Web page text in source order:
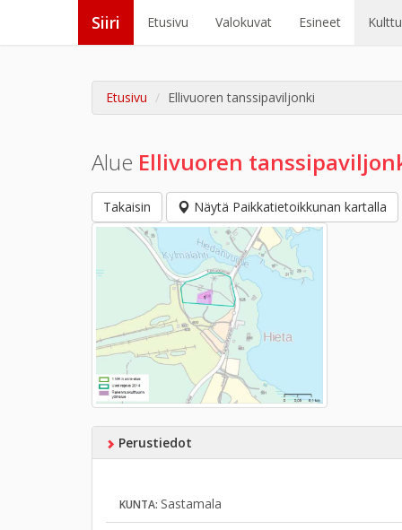
Siiri Etusivu Valokuvat Esineet
Etusivu Ellivuoren tanssipaviljonki
Alue Ellivuoren
Takaisin Näytä Paikkatietoikkunan kartalla
Perustiedot
KUNTA: Sastamala